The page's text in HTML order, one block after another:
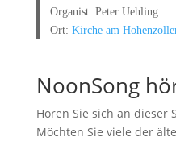
Organist: Peter Uehling
Ort:Kirche am
NoonSong
Hören Sie sich an dieser
Möchten Sie viele der